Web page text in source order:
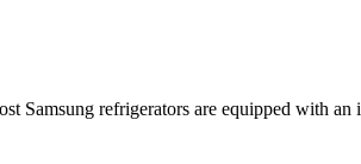
Samsung refrigerators are equipped with